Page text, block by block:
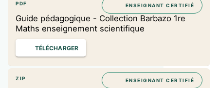
PDF
Guide pédagogique - Collection Barbazo 1re
Maths enseignement scientifique
ENSEIGNANT CERTIFIÉ
TÉLÉCHARGER
ZIP ENSEIGNANT CERTIFIÉ